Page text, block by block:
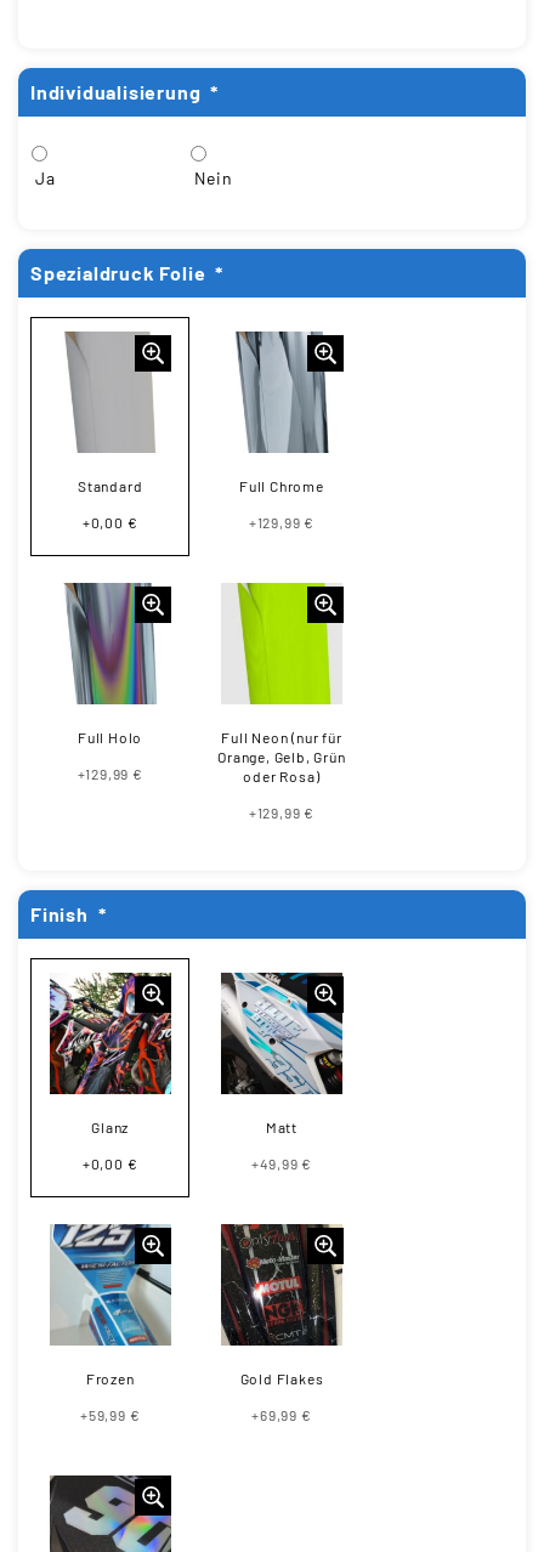
Individualisierung *
Ja Nein
Spezialdruck Folie *
Standard
+0,00 €
Full Chrome
+129,99 €
Full Holo
+129,99 €
Full Neon (nur für
Orange, Gelb, Grün
oder Rosa)
+129,99 €
Finish *
Glanz
+0,00 €
Matt
+49,99 €
Frozen
+59,99 €
Gold Flakes
+69,99 €